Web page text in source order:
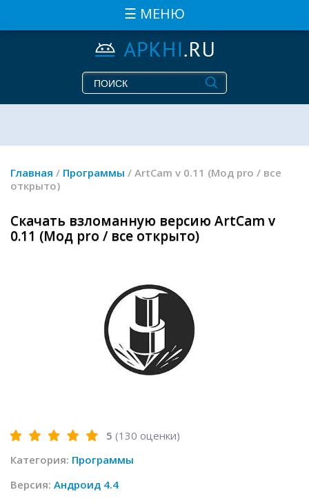
☰ МЕНЮ
Главная / Программы / ArtCam v 0.11 (Мод pro / все
открыто)
Скачать взломанную версию ArtCam v
0.11 (Мод pro / все открыто)
5 (130 оценки)
Категория: Программы
Версия: Андроид 4.4